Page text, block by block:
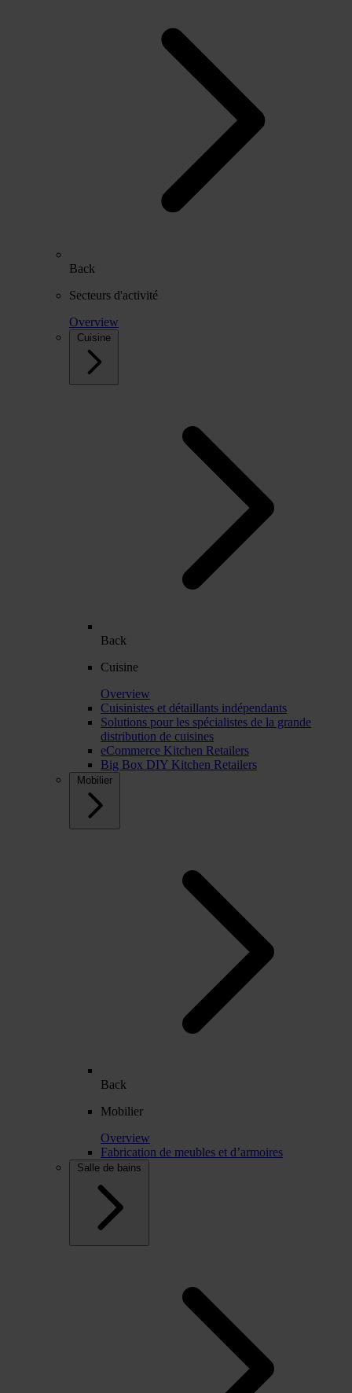
Back
Secteurs d'activité
Overview
Cuisine
Back
Cuisine
Overview
Cuisinistes et détaillants indépendants
Solutions pour les spécialistes de la grande
distribution de cuisines
eCommerce Kitchen Retailers
Big Box DIY Kitchen Retailers
Mobilier
Back
Mobilier
Overview
Fabrication de meubles et d’armoires
Salle de bains